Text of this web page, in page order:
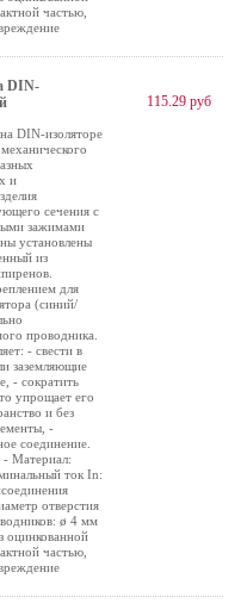
частью,
DIN-
DIN-изоляторе
и
сечения с
зажимами
установлены
из
для
(синий/
проводника.
- свести в
заземляющие
- сократить
упрощает его
и без
-
соединение.
- Материал:
ток In:
отверстия
ø 4 мм
оцинкованной
частью,
115.29 руб